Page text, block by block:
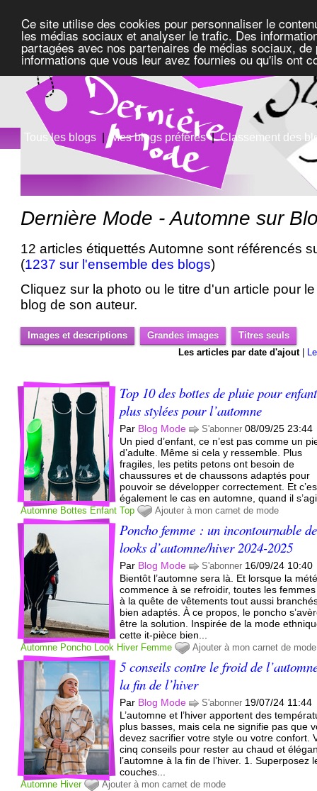
Ce site utilise des cookies pour personnaliser le
les médias sociaux et analyser le trafic. Des
partagées avec nos partenaires de médias sociaux,
informations que vous leur avez fournies ou qu'ils ont
Tous les blogs | Mes blogs préférés|Classement des
Dernière Mode - Automne sur
12 articles étiquettés Automne sont référencés
(1237 sur l'ensemble des blogs)
Cliquez sur la photo ou le titre d'un article pour
blog de son auteur.
Images et descriptions Grandes images
Titres seuls
Les articles par date d'ajout|
Top 10 des bottes de pluie pour
plus stylées pour l’automne
Par Blog Mode S'abonner 08/09/25 23:44
Un pied d’enfant, ce n’est pas comme un
d’adulte. Même si cela y ressemble. Plus
fragiles, les petits petons ont besoin de
chaussures et de chaussons adaptés pour
pouvoir se développer correctement. Et
également le cas en automne, quand il
Automne Bottes Enfant Top Ajouter à mon carnet de mode
Poncho femme : un incontournable
looks d’automne/hiver 2024-2025
Par Blog Mode S'abonner 16/09/24 10:40
Bientôt l’automne sera là. Et lorsque la
commence à se refroidir, toutes les
à la quête de vêtements tout aussi
bien adaptés. À ce propos, le poncho
être la solution. Inspirée de la mode
cette it-pièce bien...
Automne Poncho Look Hiver Femme Ajouter à mon carnet de mode
5 conseils contre le froid de
la fin de l’hiver
Par Blog Mode S'abonner 19/07/24 11:44
L’automne et l’hiver apportent des
plus basses, mais cela ne signifie pas que
devez sacrifier votre style ou votre confort.
cinq conseils pour rester au chaud et
l’automne à la fin de l’hiver. 1. Superposez
couches...
Automne Hiver Ajouter à mon carnet de mode